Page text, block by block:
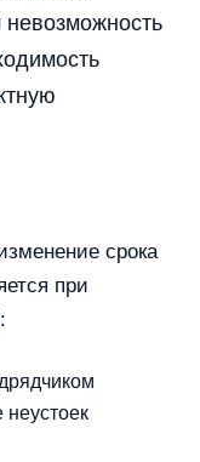
срока
при
неустоек